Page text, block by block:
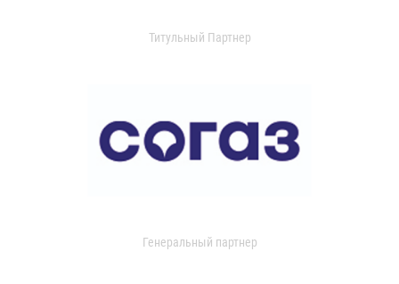
Титульный Партнер
Генеральный партнер